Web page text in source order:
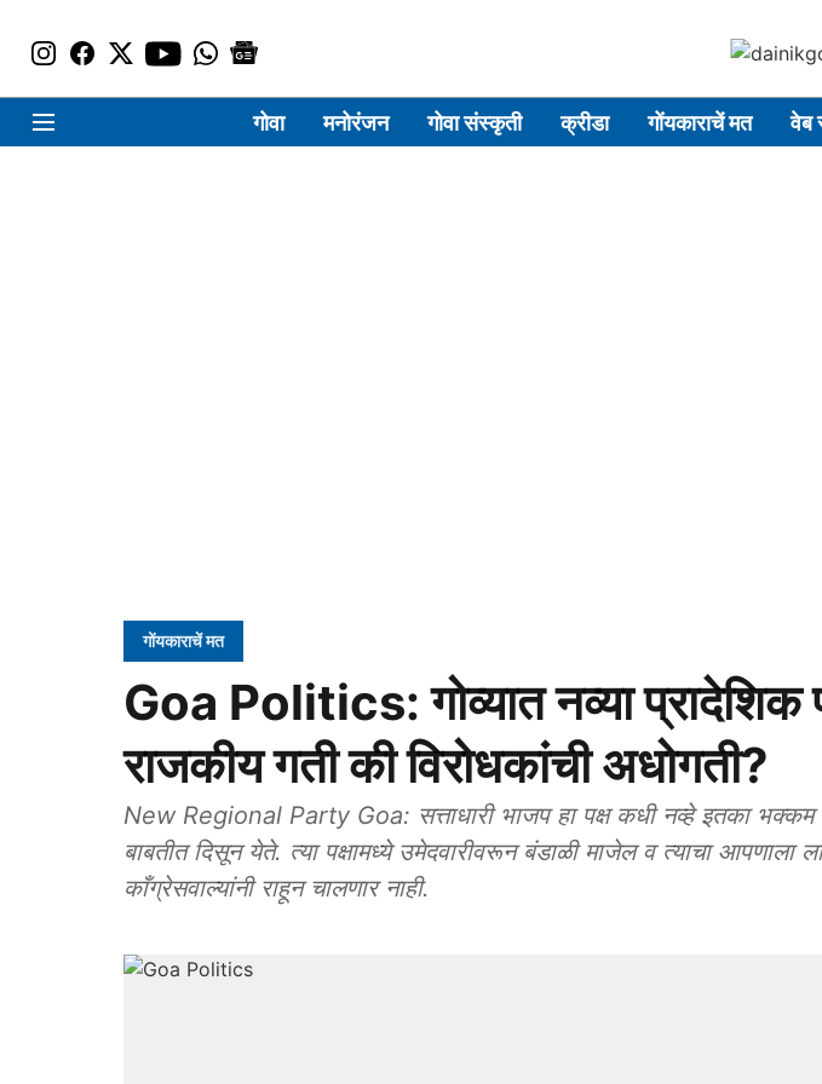
गोवा मनोरंजन गोवा संस्कृती क्रीडा गोंयकाराचें मत वेब
गोंयकाराचें मत
Goa Politics: गोव्यात नव्या प्रादेशिक
राजकीय गती की विरोधकांची अधोगती?
New Regional Party Goa: सत्ताधारी भाजप हा पक्ष कधी नव्हे इतका
बाबतीत दिसून येते. त्या पक्षामध्ये उमेदवारीवरून बंडाळी माजेल व त्याचा आपणाला
काँग्रेसवाल्यांनी राहून चालणार नाही.